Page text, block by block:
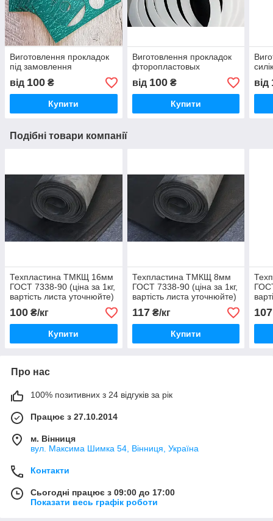
Виготовлення прокладок
під замовлення
від 100 ₴
Купити
Виготовлення прокладок
фторопластовых
від 100₴
Купити
від
Подібні товари компанії
Техпластина ТМКЩ 16мм
ГОСТ 7338-90 (ціна за 1кг,
вартість листа уточнюйте)
100 ₴/кг
Купити
Техпластина ТМКЩ 8мм
ГОСТ 7338-90 (ціна за 1кг,
вартість листа уточнюйте)
117₴/кг
Купити
107
Про нас
100% позитивних з 24 відгуків за рік
Працює з 27.10.2014
м. Вінниця
вул. Максима Шимка 54, Вінниця, Україна
Контакти
Сьогодні працює з 09:00 до 17:00
Показати весь графік роботи